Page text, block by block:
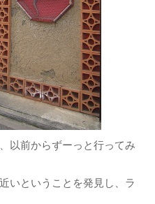
以前からずーっと行ってみ
いということを発見し、ラ